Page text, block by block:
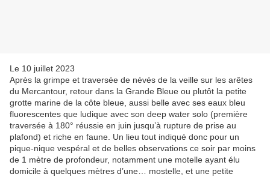
Le 10 juillet 2023
Après la grimpe et traversée de névés de la veille sur les arêtes
du Mercantour, retour dans la Grande Bleue ou plutôt la petite
grotte marine de la côte bleue, aussi belle avec ses eaux bleu
fluorescentes que ludique avec son deep water solo (première
traversée à 180° réussie en juin jusqu’à rupture de prise au
plafond) et riche en faune. Un lieu tout indiqué donc pour un
pique-nique vespéral et de belles observations ce soir par moins
de 1 mètre de profondeur, notamment une motelle ayant élu
domicile à quelques mètres d’une… mostelle, et une petite